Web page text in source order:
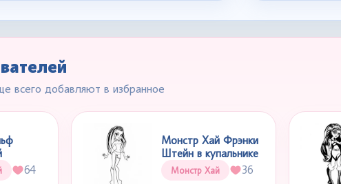
всего добавляют в избранное
64
Монстр Хай Фрэнки
Штейн в купальнике
Монстр Хай 36